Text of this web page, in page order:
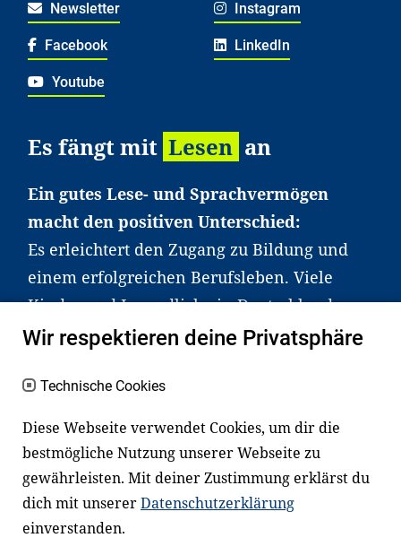
Newsletter Instagram
Facebook LinkedIn
Youtube
Es fängt mit Lesen an
Ein gutes Lese- und Sprachvermögen
macht den positiven Unterschied:
Es erleichtert den Zugang zu Bildung und
einem erfolgreichen Berufsleben. Viele
Kinder und Jugendliche in Deutschland
haben aber große Schwierigkeiten dabei.
an Familien sowie an Erzieher*innen,
Lehrer*innen und andere
Fachexpert*innen. Dafür arbeiten wir eng
mit Ministerien, wissenschaftlichen
Einrichtungen, Verbänden, Unternehmen
und anderen Stiftungen zusammen.
Wir respektieren deine Privatsphäre
Technische Cookies
Diese Webseite verwendet Cookies, um dir die
bestmögliche Nutzung unserer Webseite zu
gewährleisten. Mit deiner Zustimmung erklärst du
dich mit unsererDatenschutzerklärung
einverstanden.